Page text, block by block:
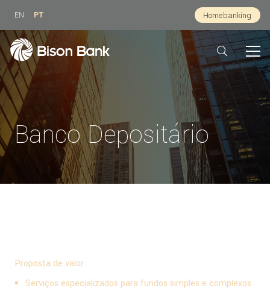
EN PT Homebanking
Banco Depositário
Proposta de valor
Serviços especializados para fundos simples e complexos